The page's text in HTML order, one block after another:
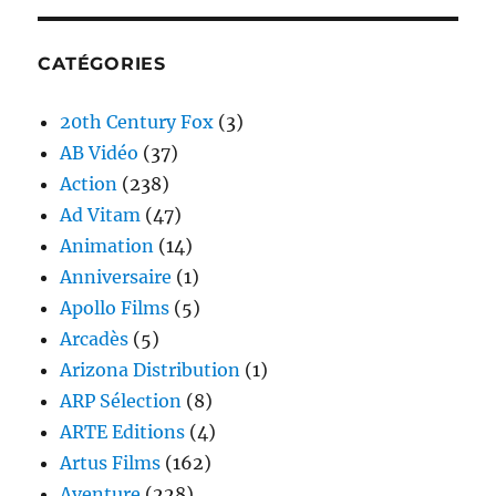
CATÉGORIES
20th Century Fox (3)
AB Vidéo (37)
Action (238)
Ad Vitam (47)
Animation (14)
Anniversaire (1)
Apollo Films (5)
Arcadès (5)
Arizona Distribution (1)
ARP Sélection (8)
ARTE Editions (4)
Artus Films (162)